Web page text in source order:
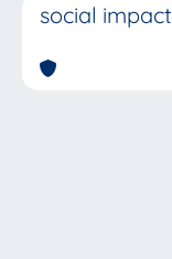
social impact